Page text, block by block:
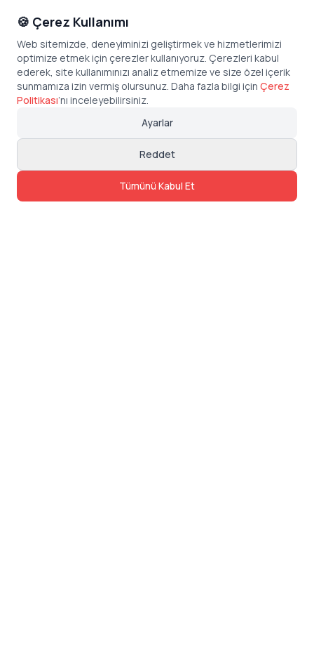
🍪 Çerez Kullanımı
Web sitemizde, deneyiminizi geliştirmek ve hizmetlerimizi
optimize etmek için çerezler kullanıyoruz. Çerezleri kabul
ederek, site kullanımınızı analiz etmemize ve size özel içerik
sunmamıza izin vermiş olursunuz. Daha fazla bilgi için Çerez
Politikası’nı inceleyebilirsiniz.
Ayarlar
Reddet
Tümünü Kabul Et